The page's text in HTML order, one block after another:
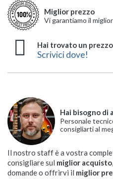
Miglior prezzo
Vi garantiamo il
Hai trovato un prezzo
Scrivici dove!
Hai bisogno di
Personale
consigliarti al
Il nostro staff è a vostra
consigliare sul miglior acquisto
domande o offrirvi il miglior